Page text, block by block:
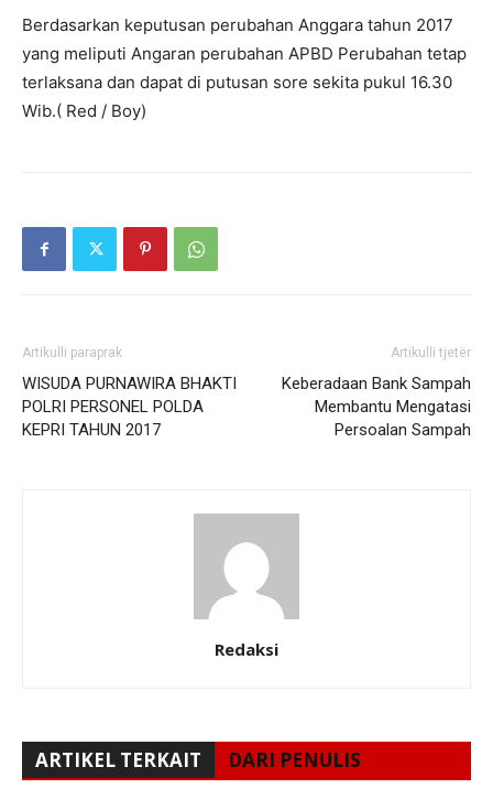
Berdasarkan keputusan perubahan Anggara tahun 2017
yang meliputi Angaran perubahan APBD Perubahan tetap
terlaksana dan dapat di putusan sore sekita pukul 16.30
Wib.( Red / Boy)
Artikulli paraprak
WISUDA PURNAWIRA BHAKTI
POLRI PERSONEL POLDA
KEPRI TAHUN 2017
Artikulli tjetër
Keberadaan Bank Sampah
Membantu Mengatasi
Persoalan Sampah
Redaksi
ARTIKEL TERKAIT DARI PENULIS